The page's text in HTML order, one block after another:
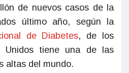
de nuevos casos de la
último año, según la
de Diabetes, de los
Unidos tiene una de las
altas del mundo.